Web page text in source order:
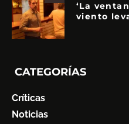
‘La
viento
CATEGORÍAS
Críticas
Noticias